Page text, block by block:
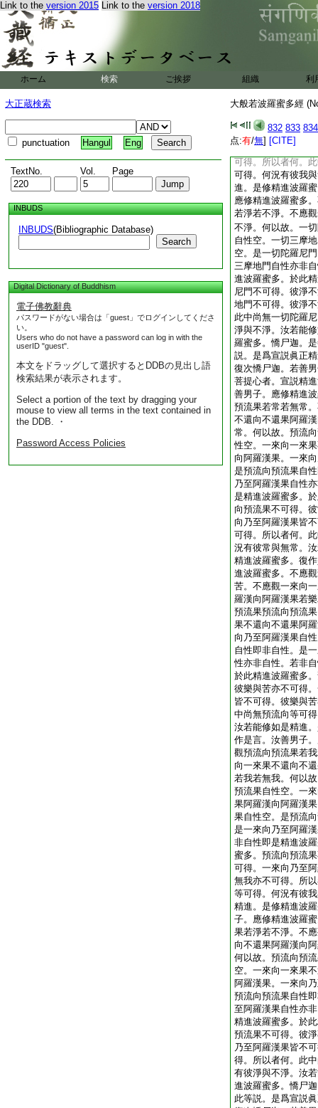
Link to the version 2015 Link to the version 2018
ホーム 検索 ご挨拶 組織 利
大正蔵検索
punctuation Hangul Eng
TextNo. Vol. Page
INBUDS
INBUDS(Bibliographic Database)
Search
Digital Dictionary of Buddhism
電子佛教辭典
パスワードがない場合は「guest」でログインしてくださ
い。
Users who do not have a password can log in with the
userID "guest".
本文をドラッグして選択するとDDBの見出し語
検索結果が表示されます。
Select a portion of the text by dragging your
mouse to view all terms in the text contained in
the DDB. ・
Password Access Policies
大般若波羅蜜多經
832 833 834
点:有/無] [CITE]
彼樂與苦亦不可得
切陀羅尼門等可得
若能修如是精進。
是言。汝善男子。
摩地門若我若無我
一切陀羅尼門自性
三摩地門自性空。
非自性。是一切三
非自性即是精進波
蜜多。一切陀羅尼
可得。一切三摩地
可得。所以者何。
可得。何況有彼我
進。是修精進波羅
應修精進波羅蜜多
若淨若不淨。不應
不淨。何以故。一
自性空。一切三摩
空。是一切陀羅尼
三摩地門自性亦非
進波羅蜜多。於此
尼門不可得。彼淨
地門不可得。彼淨
此中尚無一切陀羅
淨與不淨。汝若能
羅蜜多。憍尸迦。
説。是爲宣説眞正
復次憍尸迦。若善
菩提心者。宣説精
善男子。應修精進
預流果若常若無常
不還向不還果阿羅
常。何以故。預流
性空。一來向一來
向阿羅漢果。一來
是預流向預流果自
乃至阿羅漢果自性
是精進波羅蜜多。
向預流果不可得。
向乃至阿羅漢果皆
可得。所以者何。
況有彼常與無常。
精進波羅蜜多。復
進波羅蜜多。不應
苦。不應觀一來向
羅漢向阿羅漢果若
預流果預流向預流
果不還向不還果阿
向乃至阿羅漢果自
自性即非自性。是
性亦非自性。若非
於此精進波羅蜜多
彼樂與苦亦不可得
皆不可得。彼樂與
中尚無預流向等可
汝若能修如是精進
作是言。汝善男子
觀預流向預流果若
向一來果不還向不
若我若無我。何以
預流果自性空。一
果阿羅漢向阿羅漢
果自性空。是預流
是一來向乃至阿羅
非自性即是精進波
蜜多。預流向預流
可得。一來向乃至
無我亦不可得。所
等可得。何況有彼
精進。是修精進波
子。應修精進波羅
果若淨若不淨。不
向不還果阿羅漢向
何以故。預流向預
空。一來向一來果
阿羅漢果。一來向
預流向預流果自性
至阿羅漢果自性亦
精進波羅蜜多。於
預流果不可得。彼
乃至阿羅漢果皆不
得。所以者何。此
有彼淨與不淨。汝
進波羅蜜多。憍尸
此等説。是爲宣説